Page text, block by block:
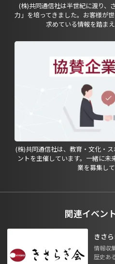
(株)共同通信社は半世紀に渡り、
力」を培ってきました。お客様が
求めている情報を踏まえ
(株)共同通信社は、教育・文化・
ントを主催しています。一緒に
業を募集して
関連イベン
きさ
情報収
歴史あ